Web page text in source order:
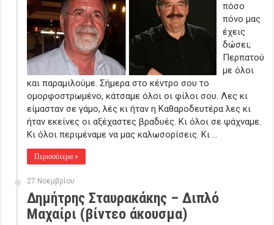
πόσο
πόνο μας
έχεις
δώσει;
Περπατού
με όλοι
και παραμιλούμε. Σήμερα στο κέντρο σου το
ομορφοστρωμένο, κάτσαμε όλοι οι φίλοι σου. Λες κι
είμασταν σε γάμο, λές κι ήταν η Καθαροδευτέρα λες κι
ήταν εκείνες οι αξέχαστες βραδυές. Κι όλοι σε ψάχναμε.
Κι όλοι περιμέναμε να μας καλωσορίσεις. Κι …
Περισσότερα »
27 Νοεμβρίου
Δημήτρης Σταυρακάκης – Διπλό
Μαχαίρι (βίντεο άκουσμα)